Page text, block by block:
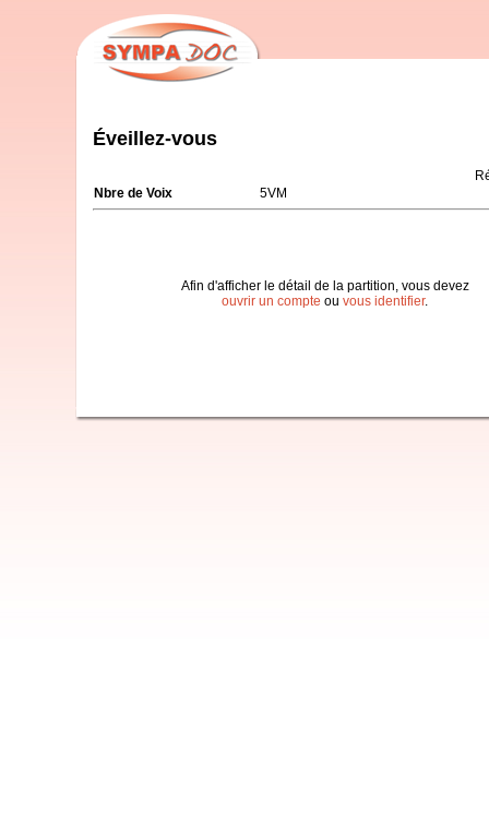
Éveillez-vous
Nbre de Voix
5VM
Afin d'afficher le détail de la partition, vous devez
ouvrir un compte ou vous identifier.